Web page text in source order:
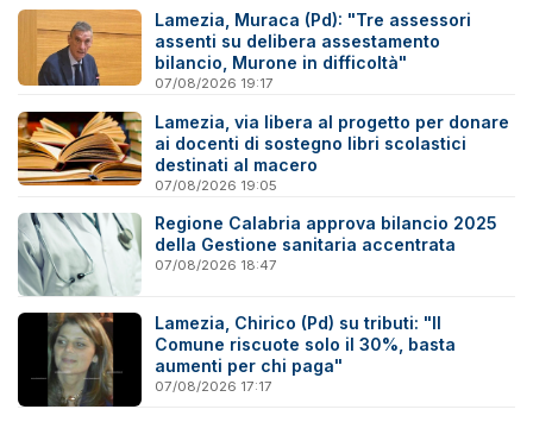
Lamezia, Muraca (Pd): "Tre assessori
assenti su delibera assestamento
bilancio, Murone in difficoltà"
07/08/2026 19:17
Lamezia, via libera al progetto per donare
ai docenti di sostegno libri scolastici
destinati al macero
07/08/2026 19:05
Regione Calabria approva bilancio 2025
della Gestione sanitaria accentrata
07/08/2026 18:47
Lamezia, Chirico (Pd) su tributi: "Il
Comune riscuote solo il 30%, basta
aumenti per chi paga"
07/08/2026 17:17